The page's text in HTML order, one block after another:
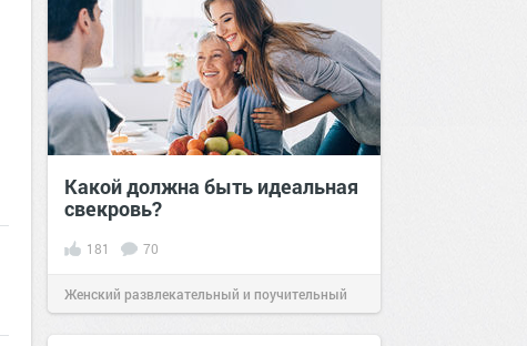
Какой должна быть идеальная
свекровь?
181 70
Женский развлекательный и поучительный
сайт. 20:16 09 июл 2021